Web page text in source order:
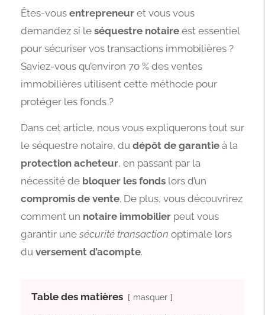
Êtes-vous entrepreneur et vous vous
demandez si le séquestre notaire est essentiel
pour sécuriser vos transactions immobilières ?
Saviez-vous qu’environ 70 % des ventes
immobilières utilisent cette méthode pour
protéger les fonds ?
Dans cet article, nous vous expliquerons tout sur
le séquestre notaire, du dépôt de garantie à la
protection acheteur, en passant par la
nécessité de bloquer les fonds lors d’un
compromis de vente. De plus, vous découvrirez
comment un notaire immobilier peut vous
garantir une sécurité transaction optimale lors
du versement d’acompte.
Table des matières masquer